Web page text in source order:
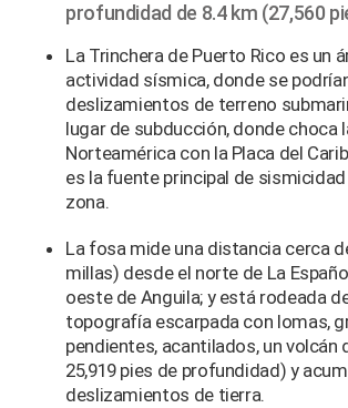
profundidad de 8.4 km (27,560
La Trinchera de Puerto Rico es un
actividad sísmica, donde se
deslizamientos de terreno
lugar de subducción, donde choca
Norteamérica con la Placa del
es la fuente principal de
zona.
La fosa mide una distancia cerca
millas) desde el norte de La
oeste de Anguila; y está rodeada
topografía escarpada con lomas,
pendientes, acantilados, un volcán
25,919 pies de profundidad) y
deslizamientos de tierra.